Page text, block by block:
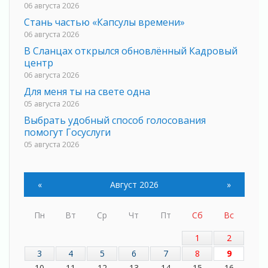
06 августа 2026
Стань частью «Капсулы времени»
06 августа 2026
В Сланцах открылся обновлённый Кадровый
центр
06 августа 2026
Для меня ты на свете одна
05 августа 2026
Выбрать удобный способ голосования
помогут Госуслуги
05 августа 2026
05 августа 2026
Мода вне возраста и границ
Марафон обновлений
Добровольцы огненного фронта
05 августа 2026
« Август 2026 »
Пн Вт Ср Чт Пт Сб
Вс
1
2
3
4 5 6 7 8
9